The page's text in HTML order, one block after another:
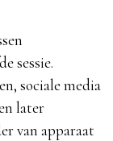
sessie.
sociale media
later
van apparaat